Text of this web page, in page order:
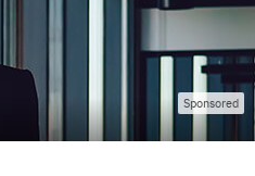
Sponsored